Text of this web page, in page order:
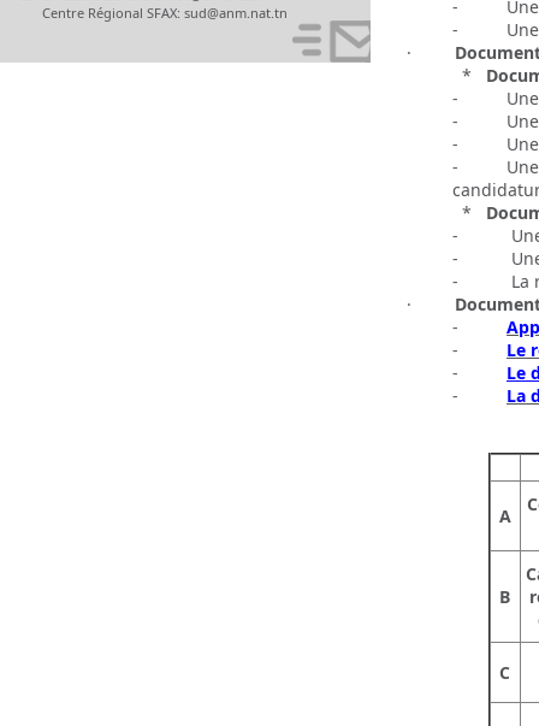
Centre Régional SFAX: sud@anm.nat.tn
- Une
-
·
*
- Une
- Une
- Une
- Une
*
- Une
- Une
- La
·
-
- Le
- Le
- La
A
B
C